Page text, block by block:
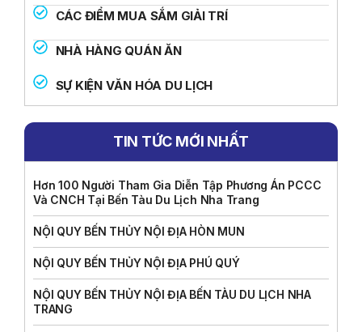
CÁC ĐIỂM MUA SẮM GIẢI TRÍ
NHÀ HÀNG QUÁN ĂN
SỰ KIỆN VĂN HÓA DU LỊCH
TIN TỨC MỚI NHẤT
Hơn 100 Người Tham Gia Diễn Tập Phương Án PCCC
Và CNCH Tại Bến Tàu Du Lịch Nha Trang
NỘI QUY BẾN THỦY NỘI ĐỊA HÒN MUN
NỘI QUY BẾN THỦY NỘI ĐỊA PHÚ QUÝ
NỘI QUY BẾN THỦY NỘI ĐỊA BẾN TÀU DU LỊCH NHA
TRANG